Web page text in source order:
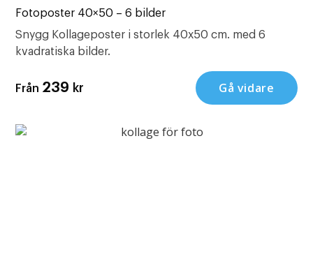
Fotoposter 40×50 – 6 bilder
Snygg Kollageposter i storlek 40x50 cm. med 6
kvadratiska bilder.
Från 239 kr Gå vidare